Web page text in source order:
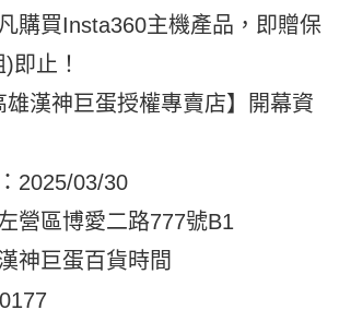
購買Insta360主機產品，即贈保
即止！
雄漢神巨蛋授權專賣店】開幕資
2025/03/30
營區博愛二路777號B1
神巨蛋百貨時間